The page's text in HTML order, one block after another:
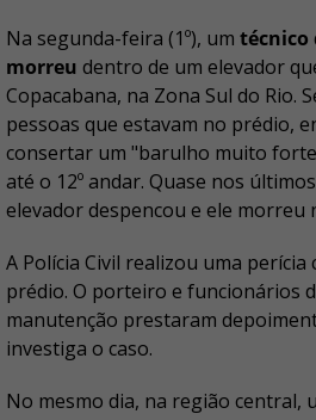
Na segunda-feira (1º), um técnico
morreu dentro de um elevador
Copacabana, na Zona Sul do Rio.
pessoas que estavam no prédio,
consertar um "barulho muito
até o 12º andar. Quase nos
elevador despencou e ele morreu
A Polícia Civil realizou uma
prédio. O porteiro e funcionários
manutenção prestaram
investiga o caso.
No mesmo dia, na região central,